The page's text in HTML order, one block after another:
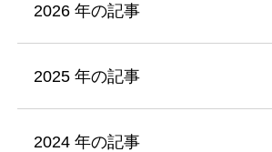
2026 年の記事
2025 年の記事
2024 年の記事